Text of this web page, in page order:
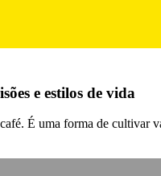
e estilos de vida
É uma forma de cultivar